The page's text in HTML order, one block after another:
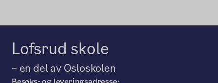
Lofsrud skole
– en del av Osloskolen